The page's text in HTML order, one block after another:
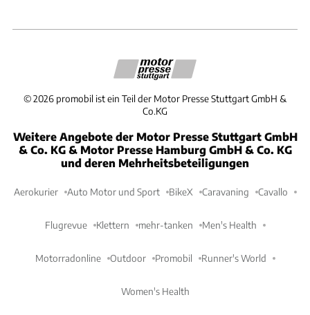
©2026 promobil ist ein Teil der Motor Presse Stuttgart GmbH &
Co.KG
Weitere Angebote der Motor Presse Stuttgart GmbH
& Co. KG & Motor Presse Hamburg GmbH & Co. KG
und deren Mehrheitsbeteiligungen
Aerokurier Auto Motor und Sport BikeX Caravaning Cavallo
Flugrevue Klettern mehr-tanken Men's Health
Motorradonline Outdoor Promobil Runner's World
Women's Health